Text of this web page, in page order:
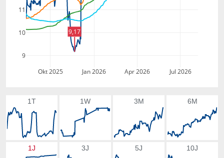
Okt 2025 Jan 2026 Apr 2026 Jul 2026
9
10
11
9,17
1T 1W 3M 6M
1J 3J 5J 10J